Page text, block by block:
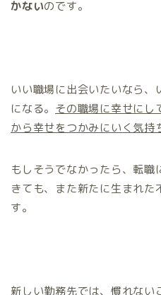
かないのです。
いい職場に出会いたいなら
になる。 その職場に幸せにし
から幸せをつかみにいく気持
もしそうでなかったら、転
きても、また新たに生まれた
す。
新しい勤務先では、慣れない